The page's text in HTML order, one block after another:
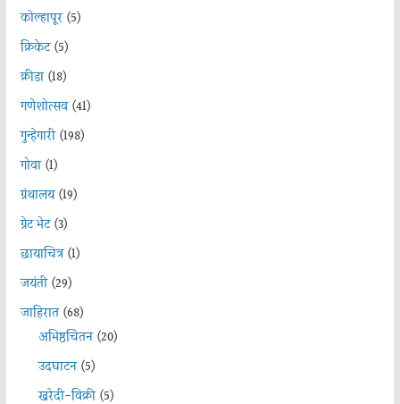
कोल्हापूर(5)
क्रिकेट(5)
क्रीडा(18)
गणेशोत्सव(41)
गुन्हेगारी(198)
गोवा(1)
ग्रंथालय(19)
ग्रेट भेट(3)
छायाचित्र(1)
जयंती(29)
जाहिरात(68)
अभिष्ठचिंतन(20)
उदघाटन(5)
खरेदी-विक्री(5)